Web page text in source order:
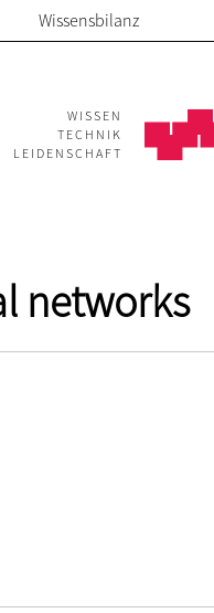
Wissensbilanz
WISSEN
TECHNIK
LEIDENSCHAFT
networks